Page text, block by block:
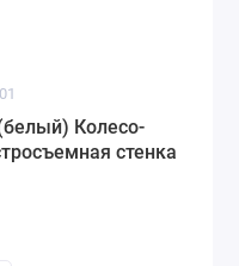
Колесо-
стенка